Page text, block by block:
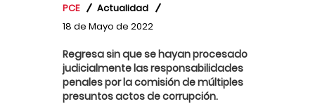
PCE
Actualidad
18 de Mayo de 2022
Regresa sin que se hayan procesado
judicialmente las responsabilidades
penales por la comisión de múltiples
presuntos actos de corrupción.